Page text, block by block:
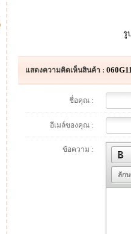
รู
แสดงความคิดเห็นสินค้า :
ชื่อคุณ :
อีเมล์ของคุณ :
ข้อความ :
ลัก